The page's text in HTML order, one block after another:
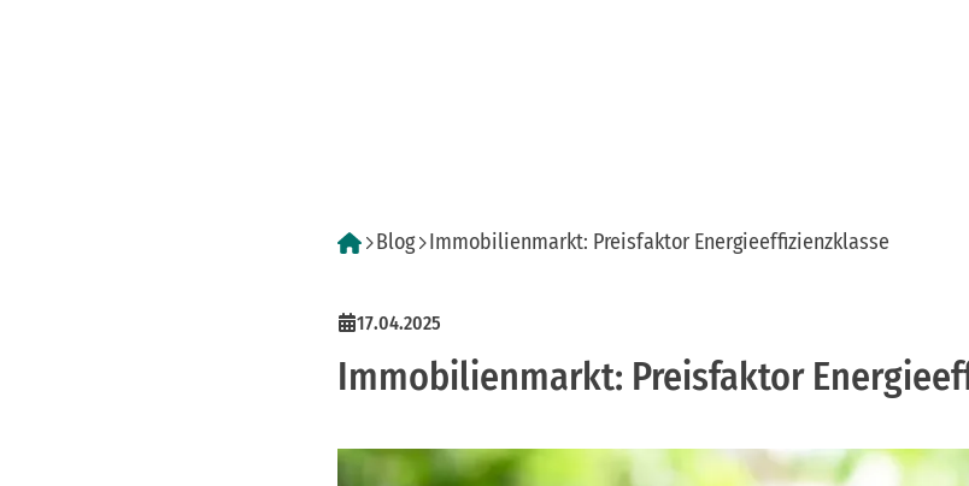
Blog Immobilienmarkt: Preisfaktor Energieeffizienzklasse
17.04.2025
Immobilienmarkt: Preisfaktor